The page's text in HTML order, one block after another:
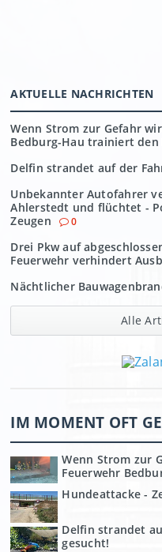
AKTUELLE NACHRICHTEN
Wenn Strom zur Gefahr
Bedburg-Hau trainiert den
Delfin strandet auf der
Unbekannter Autofahrer
Ahlerstedt und flüchtet -
Zeugen
0
Drei Pkw auf
Feuerwehr verhindert
Nächtlicher
Alle
IM MOMENT OFT
Wenn Strom zur
Feuerwehr
Hundeattacke -
Delfin strandet
gesucht!